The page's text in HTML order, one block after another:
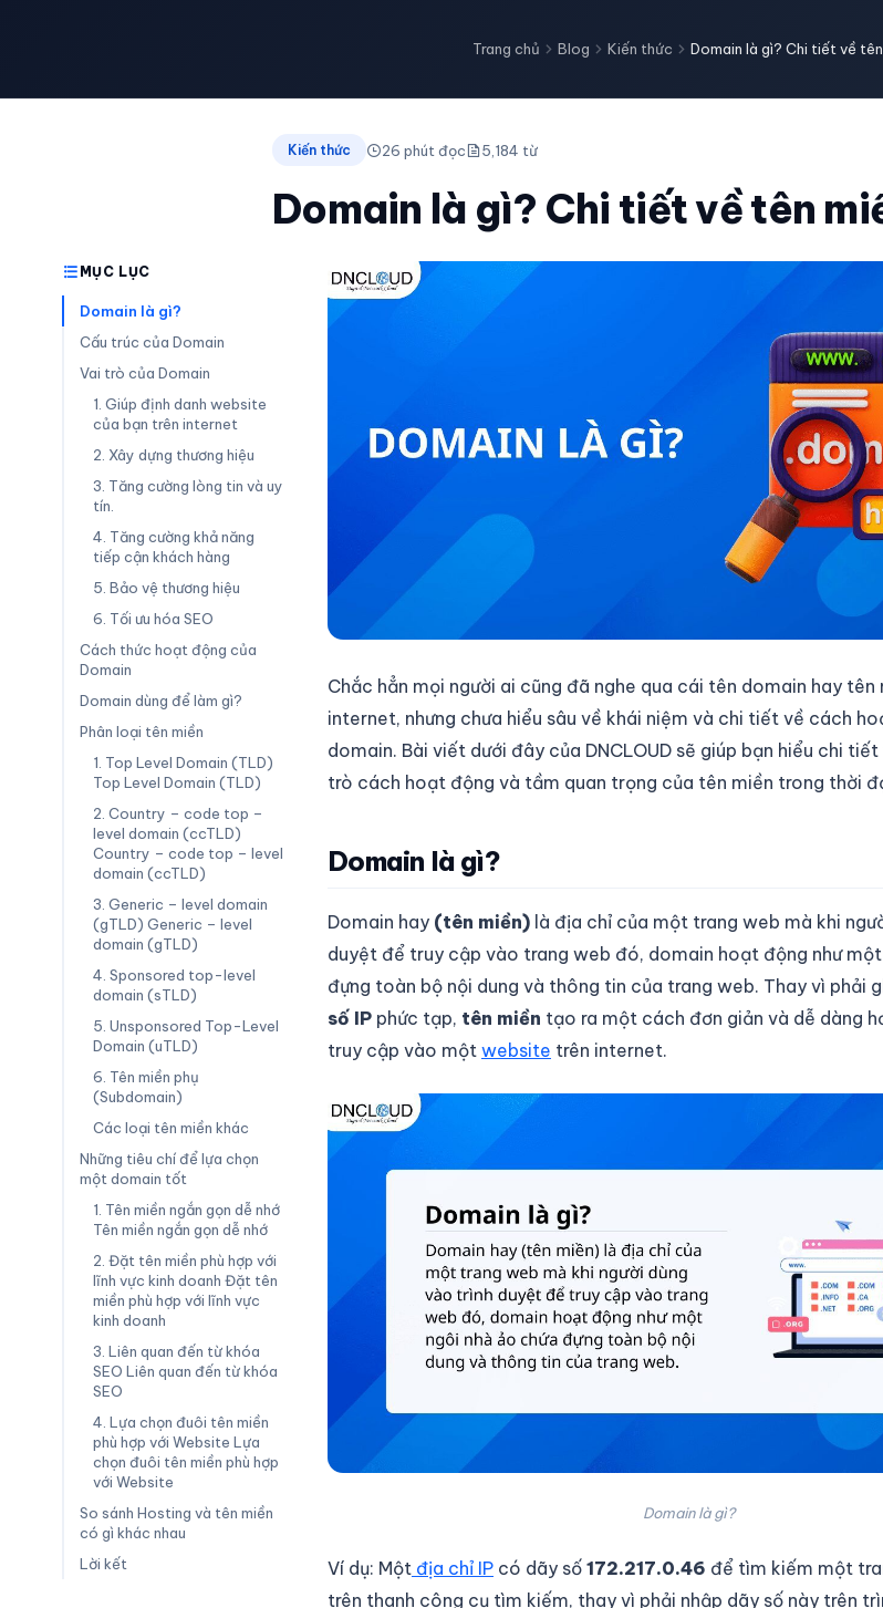
Trang chủ Blog Kiến thức Domain là gì? Chi tiết về
Kiến thức 26 phút đọc 5,184 từ
Domain là gì? Chi tiết về tên
MỤC LỤC
Domain là gì?
Cấu trúc của Domain
Vai trò của Domain
1. Giúp định danh website
của bạn trên internet
2. Xây dựng thương hiệu
3. Tăng cường lòng tin và uy
tín.
4. Tăng cường khả năng
tiếp cận khách hàng
5. Bảo vệ thương hiệu
6. Tối ưu hóa SEO
Cách thức hoạt động của
Domain
Domain dùng để làm gì?
Phân loại tên miền
1. Top Level Domain (TLD)
Top Level Domain (TLD)
2. Country – code top –
level domain (ccTLD)
Country – code top – level
domain (ccTLD)
3. Generic – level domain
(gTLD) Generic – level
domain (gTLD)
4. Sponsored top-level
domain (sTLD)
5. Unsponsored Top-Level
Domain (uTLD)
6. Tên miền phụ
(Subdomain)
Các loại tên miền khác
Những tiêu chí để lựa chọn
một domain tốt
1. Tên miền ngắn gọn dễ nhớ
Tên miền ngắn gọn dễ nhớ
2. Đặt tên miền phù hợp với
lĩnh vực kinh doanh Đặt tên
miền phù hợp với lĩnh vực
kinh doanh
3. Liên quan đến từ khóa
SEO Liên quan đến từ khóa
SEO
4. Lựa chọn đuôi tên miền
phù hợp với Website Lựa
chọn đuôi tên miền phù hợp
với Website
So sánh Hosting và tên miền
có gì khác nhau
Lời kết
Chắc hẳn mọi người ai cũng đã nghe qua cái tên domain hay tên
internet, nhưng chưa hiểu sâu về khái niệm và chi tiết về cách
domain. Bài viết dưới đây của DNCLOUD sẽ giúp bạn hiểu chi
trò cách hoạt động và tầm quan trọng của tên miền trong thời
Domain là gì?
Domain hay (tên miền) là địa chỉ của một trang web mà khi
duyệt để truy cập vào trang web đó, domain hoạt động như
đựng toàn bộ nội dung và thông tin của trang web. Thay vì phải
số IP phức tạp, tên miền tạo ra một cách đơn giản và dễ dàng
truy cập vào một website trên internet.
Domain là gì?
Ví dụ: Một địa chỉ IP có dãy số 172.217.0.46 để tìm kiếm một
trên thanh công cụ tìm kiếm, thay vì phải nhập dãy số này trên